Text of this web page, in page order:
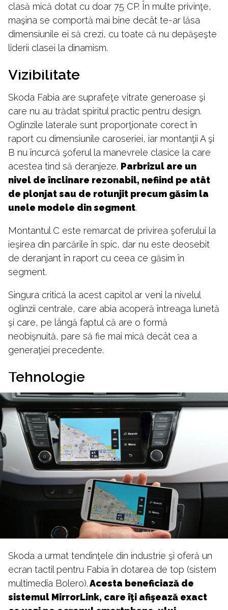
clasă mică dotat cu doar 75 CP. În multe privinţe,
maşina se comportă mai bine decât te-ar lăsa
dimensiunile ei să crezi, cu toate că nu depăşeşte
liderii clasei la dinamism.
Vizibilitate
Skoda Fabia are suprafeţe vitrate generoase şi
care nu au trădat spiritul practic pentru design.
Oglinzile laterale sunt proporţionate corect în
raport cu dimensiunile caroseriei, iar montanţii A şi
B nu încurcă şoferul la manevrele clasice la care
acestea tind să deranjeze. Parbrizul are un
nivel de înclinare rezonabil, nefiind pe atât
de plonjat sau de rotunjit precum găsim la
unele modele din segment.
Montantul C este remarcat de privirea şoferului la
ieşirea din parcările în spic, dar nu este deosebit
de deranjant în raport cu ceea ce găsim în
segment.
Singura critică la acest capitol ar veni la nivelul
oglinzii centrale, care abia acoperă întreaga lunetă
şi care, pe lângă faptul că are o formă
neobişnuită, pare să fie mai mică decât cea a
generaţiei precedente.
Tehnologie
Skoda a urmat tendinţele din industrie şi oferă un
ecran tactil pentru Fabia în dotarea de top (sistem
multimedia Bolero).Acesta beneficiază de
sistemul MirrorLink, care îţi afişează exact